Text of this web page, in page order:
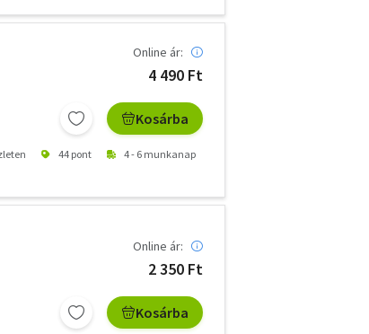
Online ár:
4 490 Ft
Kosárba
44 pont 4 - 6 munkanap
Online ár:
2 350 Ft
Kosárba